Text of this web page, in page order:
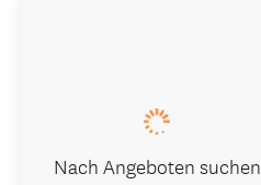
Nach Angeboten suchen